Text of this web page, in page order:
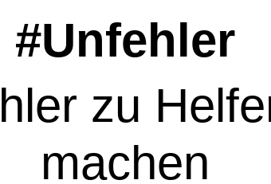
#Unfehler
zu
machen